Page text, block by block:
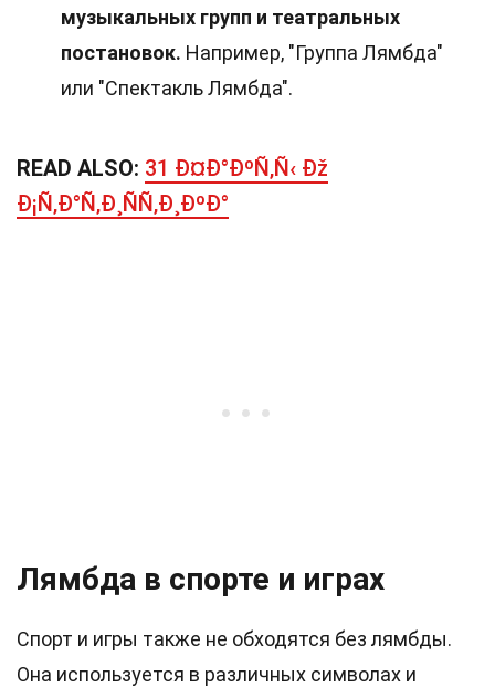
музыкальных групп и театральных
постановок. Например, "Группа Лямбда"
или "Спектакль Лямбда".
READ ALSO: 31 Ð¤Ð°ÐºÑ‚Ñ‹ Ðž
Ð¡Ñ‚Ð°Ñ‚Ð¸ÑÑ‚Ð¸ÐºÐ°
Лямбда в спорте и играх
Спорт и игры также не обходятся без лямбды.
Она используется в различных символах и